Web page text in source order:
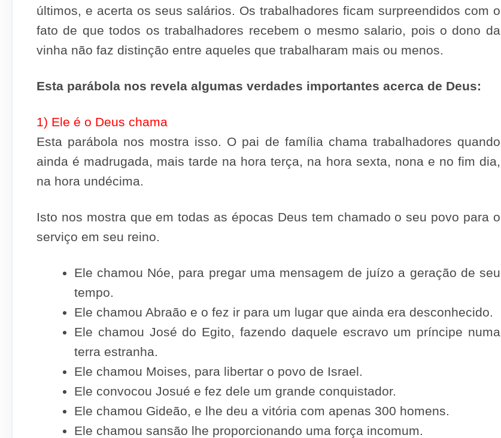
últimos, e acerta os seus salários. Os trabalhadores ficam surpreendidos com o
fato de que todos os trabalhadores recebem o mesmo salario, pois o dono da
vinha não faz distinção entre aqueles que trabalharam mais ou menos.
Esta parábola nos revela algumas verdades importantes acerca de Deus:
1) Ele é o Deus chama
Esta parábola nos mostra isso. O pai de família chama trabalhadores quando
ainda é madrugada, mais tarde na hora terça, na hora sexta, nona e no fim dia,
na hora undécima.
Isto nos mostra que em todas as épocas Deus tem chamado o seu povo para o
serviço em seu reino.
Ele chamou Nóe, para pregar uma mensagem de juízo a geração de seu
tempo.
Ele chamou Abraão e o fez ir para um lugar que ainda era desconhecido.
Ele chamou José do Egito, fazendo daquele escravo um príncipe numa
terra estranha.
Ele chamou Moises, para libertar o povo de Israel.
Ele convocou Josué e fez dele um grande conquistador.
Ele chamou Gideão, e lhe deu a vitória com apenas 300 homens.
Ele chamou sansão lhe proporcionando uma força incomum.